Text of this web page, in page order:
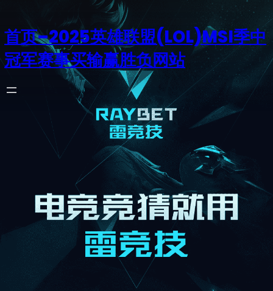
首页–2025英雄联盟(LOL)MSI季中
冠军赛事买输赢胜负网站